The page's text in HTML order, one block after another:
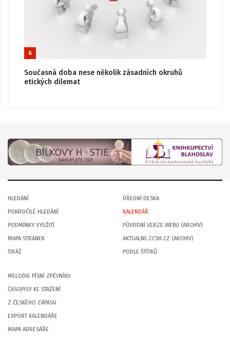
6
Současná doba nese několik zásadních okruhů
etických dilemat
HLEDÁNÍ
POKROČILÉ HLEDÁNÍ
PODMÍNKY VYUŽITÍ
MAPA STRÁNEK
TIRÁŽ
ÚŘEDNÍ DESKA
KALENDÁŘ
PŮVODNÍ VERZE WEBU (ARCHIV)
AKTUALNE.CCSH.CZ (ARCHIV)
PODLE ŠTÍTKŮ
MELODIE PÍSNÍ ZPĚVNÍKU
ČASOPISY KE STAŽENÍ
Z ČESKÉHO ZÁPASU
EXPORT KALENDÁŘE
MAPA ADRESÁŘE